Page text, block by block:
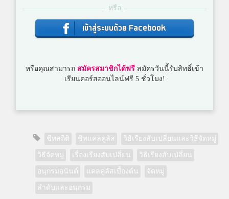
หรือ
เข้าสู่ระบบด้วย Facebook
หรือคุณสามารถ สมัครสมาชิกได้ฟรี สมัครวันนี้รับสิทธิ์เข้า
เรียนคอร์สออนไลน์ฟรี 5 ชั่วโมง!
ชีทสถิติ ชีทแคลคูลัส วิธีเรียงสับเปลี่ยนและวิธีจัดหมู่
วิธีจัดหมู่ เรื่องเรียงสับเปลี่ยน วิธีเรียงสับเปลี่ยน
อนุกรมอนันต์ แคลคูลัสเบื้องต้น จัดหมู่
ลำดับและอนุกรม